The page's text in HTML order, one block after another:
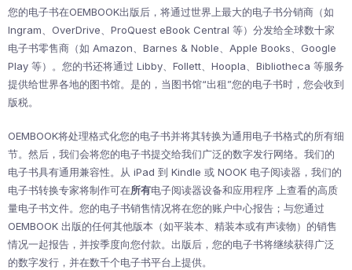
您的电子书在OEMBOOK出版后，将通过世界上最大的电子书分销商（如
Ingram、OverDrive、ProQuest eBook Central 等）分发给全球数十家
电子书零售商（如 Amazon、Barnes & Noble、Apple Books、Google
Play 等）。您的书还将通过 Libby、Follett、Hoopla、Bibliotheca 等服务
提供给世界各地的图书馆。是的，当图书馆“出租”您的电子书时，您会收到
版税。
OEMBOOK将处理格式化您的电子书并将其转换为通用电子书格式的所有细
节。然后，我们会将您的电子书提交给我们广泛的数字发行网络。我们的
电子书具有通用兼容性。从 iPad 到 Kindle 或 NOOK 电子阅读器，我们的
电子书转换专家将制作可在所有电子阅读器设备和应用程序 上查看的高质
量电子书文件。您的电子书销售情况将在您的账户中心报告；与您通过
OEMBOOK 出版的任何其他版本（如平装本、精装本或有声读物）的销售
情况一起报告，并按季度向您付款。出版后，您的电子书将继续获得广泛
的数字发行，并在数千个电子书平台上提供。